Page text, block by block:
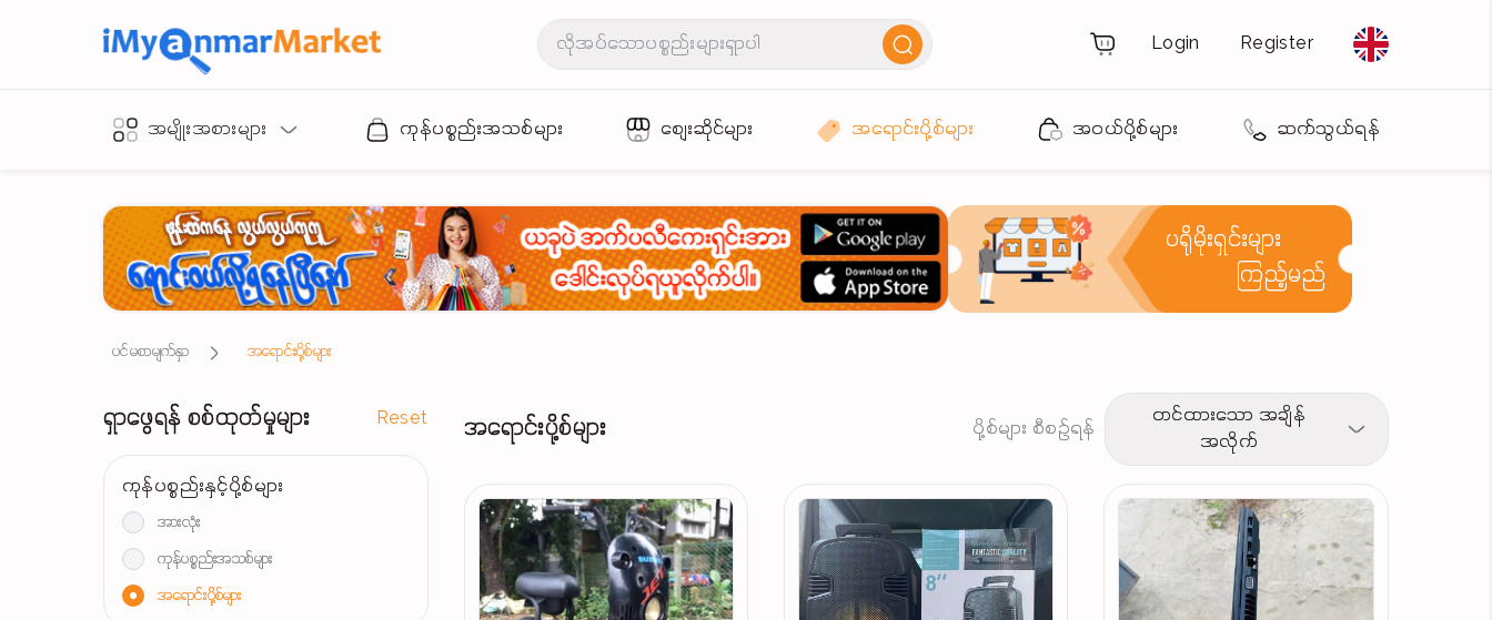
Login Register
အမျိုးအစားများ ကုန်ပစ္စည်းအသစ်များ စျေးဆိုင်များ အရောင်းပို့စ်များ အဝယ်ပို့စ်များ ဆက်သွယ်ရန်
ပရိုမိုးရှင်းများ
ကြည့်မည်
ပင်မစာမျက်နှာ အရောင်းပို့စ်များ
ရှာဖွေရန် စစ်ထုတ်မှုများ Reset
ကုန်ပစ္စည်းနှင့်ပို့စ်များ
အားလုံး
ကုန်ပစ္စည်းအသစ်များ
အရောင်းပို့စ်များ
အရောင်းပို့စ်များ ပို့စ်များ စီစဉ်ရန်
တင်ထားသော အချိန်
အလိုက်